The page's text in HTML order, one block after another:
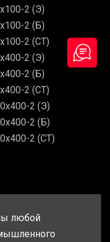
2 (Э)
2 (Б)
2 (СТ)
2 (Э)
2 (Б)
2 (СТ)
2 (Э)
2 (Б)
2 (СТ)
любой